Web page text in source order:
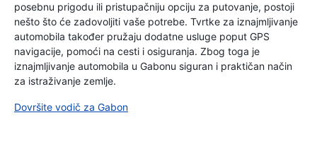
posebnu prigodu ili pristupačniju opciju za putovanje, postoji
nešto što će zadovoljiti vaše potrebe. Tvrtke za iznajmljivanje
automobila također pružaju dodatne usluge poput GPS
navigacije, pomoći na cesti i osiguranja. Zbog toga je
iznajmljivanje automobila u Gabonu siguran i praktičan način
za istraživanje zemlje.
Dovršite vodič za Gabon